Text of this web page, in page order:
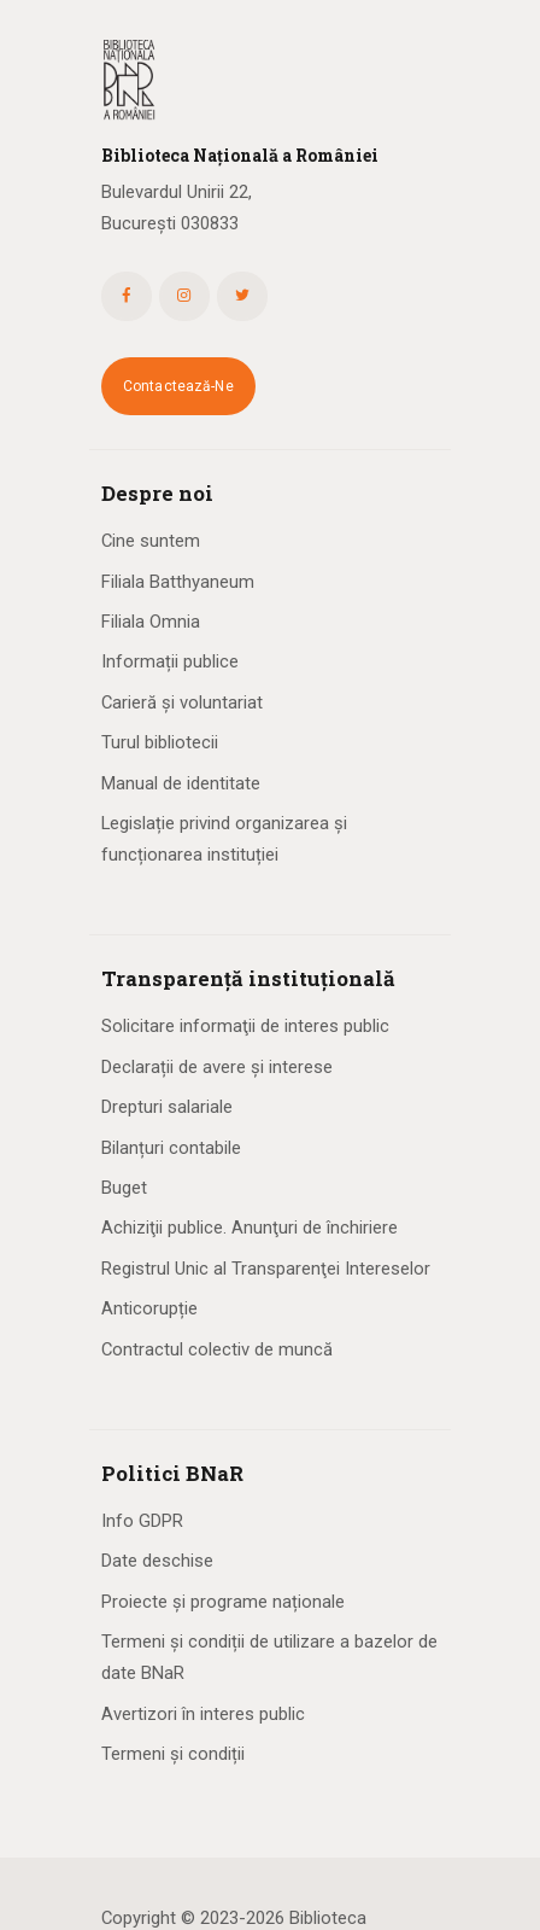
Biblioteca Națională a României
Bulevardul Unirii 22,
București 030833
Contactează-Ne
Despre noi
Cine suntem
Filiala Batthyaneum
Filiala Omnia
Informații publice
Carieră și voluntariat
Turul bibliotecii
Manual de identitate
Legislație privind organizarea și
funcționarea instituției
Transparență instituțională
Solicitare informaţii de interes public
Declarații de avere și interese
Drepturi salariale
Bilanțuri contabile
Buget
Achiziţii publice. Anunţuri de închiriere
Registrul Unic al Transparenţei Intereselor
Anticorupție
Contractul colectiv de muncă
Politici BNaR
Info GDPR
Date deschise
Proiecte și programe naționale
Termeni și condiții de utilizare a bazelor de
date BNaR
Avertizori în interes public
Termeni și condiții
Copyright © 2023-2026 Biblioteca